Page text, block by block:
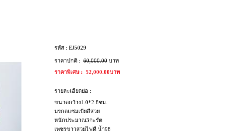
รหัส : EJ5029
ราคาปกติ : 60,000.00 บาท
ราคาพิเศษ : 52,000.00บาท
รายละเอียดย่อ :
ขนาดกว้าง1.0*2.8ซม.
มรกตแซมเบียสีสวย
หนักประมาณ3กะรัต
เพชรขาวสวยไฟดี น้ำ98